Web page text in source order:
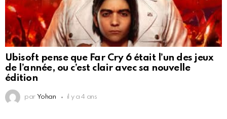
Ubisoft pense que Far Cry 6 était l’un des jeux
de l’année, ou c’est clair avec sa nouvelle
édition
par Yohan il y a 4 ans